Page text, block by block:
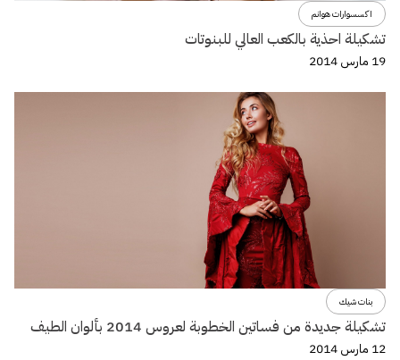
اكسسوارات هوانم
تشكيلة احذية بالكعب العالي للبنوتات
19 مارس 2014
بنات شيك
تشكيلة جديدة من فساتين الخطوبة لعروس 2014 بألوان الطيف
12 مارس 2014